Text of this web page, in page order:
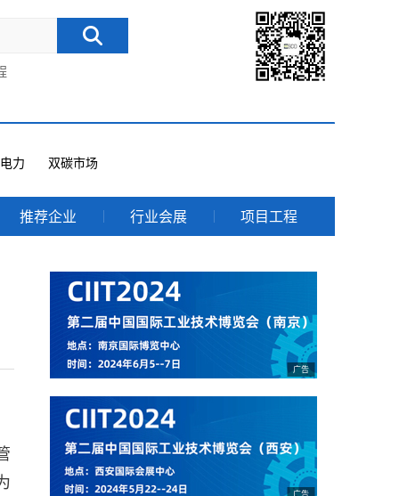
力 双碳市场
推荐企业 行业会展 项目工程